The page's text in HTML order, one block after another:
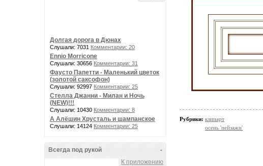
Долгая дорога в Дюнах
Слушали: 7031 Комментарии: 20
Ennio Morricone
Слушали: 30656 Комментарии: 31
Фаусто Папетти - Маленький цветок
(золотой саксофон)
Слушали: 92997 Комментарии: 25
Стелла Джанни - Милан и Ночь
(NEW)!!!
Слушали: 10430 Комментарии: 8
А Алёшин Хрусталь и шампанское
Слушали: 14124 Комментарии: 25
-
Всегда под рукой
К приложению
Рубрики: клипарт
осень 'пейзажи'